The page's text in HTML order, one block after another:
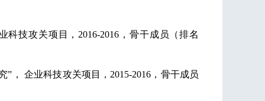
科技攻关项目， 2016-2016，骨干成员（排名
”， 企业科技攻关项目，2015-2016，骨干成员